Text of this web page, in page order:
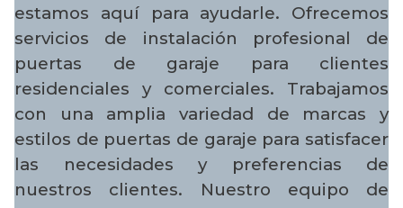
estamos aquí para ayudarle. Ofrecemos
servicios de instalación profesional de
puertas de garaje para clientes
residenciales y comerciales. Trabajamos
con una amplia variedad de marcas y
estilos de puertas de garaje para satisfacer
las necesidades y preferencias de
nuestros clientes. Nuestro equipo de